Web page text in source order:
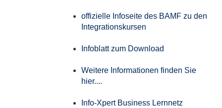
offizielle Infoseite des BAMF zu den
Integrationskursen
Infoblatt zum Download
Weitere Informationen finden Sie
hier....
Info-Xpert Business Lernnetz